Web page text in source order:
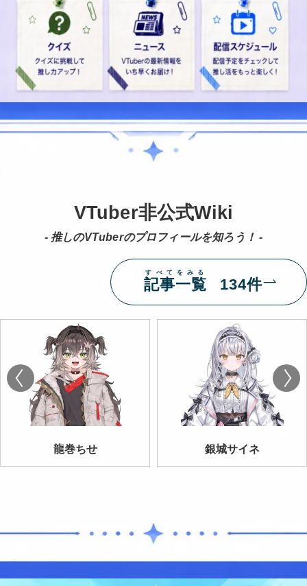
VTuber非公式Wiki
- 推しのVTuberのプロフィールを知ろう！ -
記事一覧
すべてをみる
134件
龍巻ちせ 銀城サイネ